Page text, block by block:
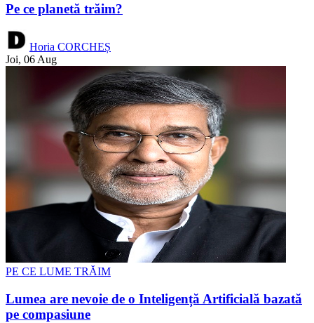
Pe ce planetă trăim?
Horia CORCHEȘ
Joi, 06 Aug
PE CE LUME TRĂIM
Lumea are nevoie de o Inteligență Artificială bazată
pe compasiune